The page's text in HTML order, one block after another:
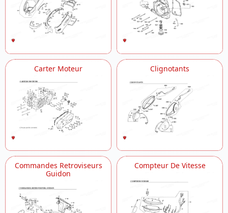
Carter Moteur Clignotants
Commandes Retroviseurs
Guidon
Compteur De Vitesse